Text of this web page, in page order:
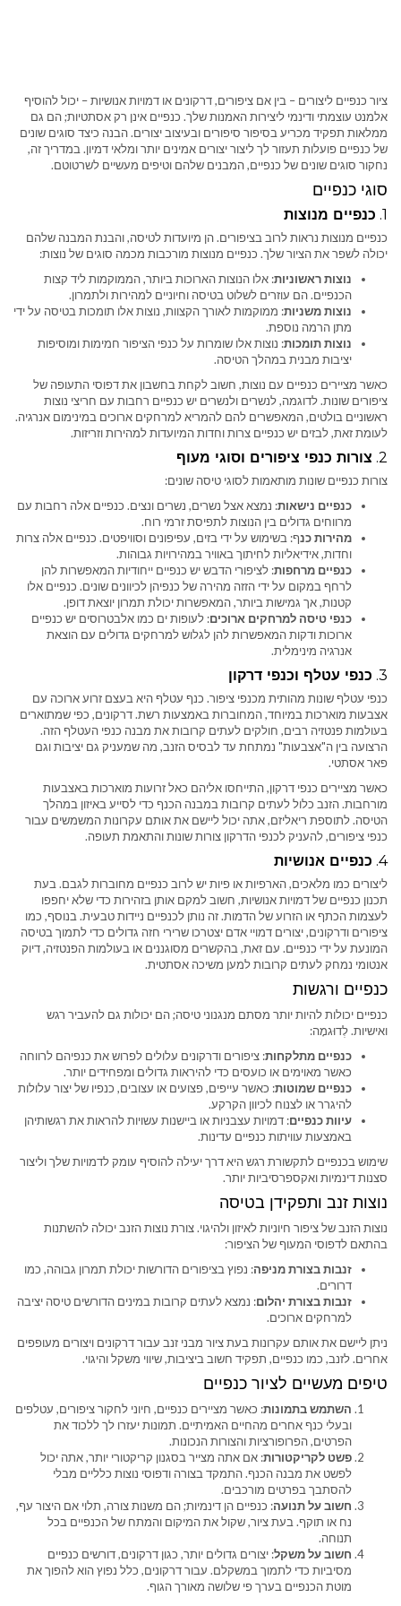
ציור כנפיים ליצורים – בין אם ציפורים, דרקונים או דמויות אנושיות – יכול להוסיף
אלמנט עוצמתי ודינמי ליצירות האמנות שלך. כנפיים אינן רק אסתטיות; הם גם
ממלאות תפקיד מכריע בסיפור סיפורים ובעיצוב יצורים. הבנה כיצד סוגים שונים
של כנפיים פועלות תעזור לך ליצור יצורים אמינים יותר ומלאי דמיון. במדריך זה,
נחקור סוגים שונים של כנפיים, המבנים שלהם וטיפים מעשיים לשרטוטם.
סוגי כנפיים
1. כנפיים מנוצות
כנפיים מנוצות נראות לרוב בציפורים. הן מיועדות לטיסה, והבנת המבנה שלהם
יכולה לשפר את הציור שלך. כנפיים מנוצות מורכבות מכמה סוגים של נוצות:
נוצות ראשוניות: אלו הנוצות הארוכות ביותר, הממוקמות ליד קצות
הכנפיים. הם עוזרים לשלוט בטיסה וחיוניים למהירות ולתמרון.
נוצות משניות: ממוקמות לאורך הקצוות, נוצות אלו תומכות בטיסה על ידי
מתן הרמה נוספת.
נוצות תומכות: נוצות אלו שומרות על כנפי הציפור חמימות ומוסיפות
יציבות מבנית במהלך הטיסה.
כאשר מציירים כנפיים עם נוצות, חשוב לקחת בחשבון את דפוסי התעופה של
ציפורים שונות. לדוגמה, לנשרים ולנשרים יש כנפיים רחבות עם חריצי נוצות
ראשוניים בולטים, המאפשרים להם להמריא למרחקים ארוכים במינימום אנרגיה.
לעומת זאת, לבזים יש כנפיים צרות וחדות המיועדות למהירות וזריזות.
2. צורות כנפי ציפורים וסוגי מעוף
צורות כנפיים שונות מותאמות לסוגי טיסה שונים:
כנפיים נישאות: נמצא אצל נשרים, נשרים ונצים. כנפיים אלה רחבות עם
מרווחים גדולים בין הנוצות לתפיסת זרמי רוח.
מהירות כנף: בשימוש על ידי בזים, עפיפונים וסוויפטים. כנפיים אלה צרות
וחדות, אידיאליות לחיתוך באוויר במהירויות גבוהות.
כנפיים מרחפות: לציפורי הדבש יש כנפיים ייחודיות המאפשרות להן
לרחף במקום על ידי הזזה מהירה של כנפיהן לכיוונים שונים. כנפיים אלו
קטנות, אך גמישות ביותר, המאפשרות יכולת תמרון יוצאת דופן.
כנפי טיסה למרחקים ארוכים: לעופות ים כמו אלבטרוסים יש כנפיים
ארוכות ודקות המאפשרות להן לגלוש למרחקים גדולים עם הוצאת
אנרגיה מינימלית.
3. כנפי עטלף וכנפי דרקון
כנפי עטלף שונות מהותית מכנפי ציפור. כנף עטלף היא בעצם זרוע ארוכה עם
אצבעות מוארכות במיוחד, המחוברות באמצעות רשת. דרקונים, כפי שמתוארים
בעולמות פנטזיה רבים, חולקים לעתים קרובות את מבנה כנפי העטלף הזה.
הרצועה בין ה"אצבעות" נמתחת עד לבסיס הזנב, מה שמעניק גם יציבות וגם
פאר אסתטי.
כאשר מציירים כנפי דרקון, התייחסו אליהם כאל זרועות מוארכות באצבעות
מורחבות. הזנב כלול לעתים קרובות במבנה הכנף כדי לסייע באיזון במהלך
הטיסה. לתוספת ריאליזם, אתה יכול ליישם את אותם עקרונות המשמשים עבור
כנפי ציפורים, להעניק לכנפי הדרקון צורות שונות והתאמת תעופה.
4. כנפיים אנושיות
ליצורים כמו מלאכים, הארפיות או פיות יש לרוב כנפיים מחוברות לגבם. בעת
תכנון כנפיים של דמויות אנושיות, חשוב למקם אותן בזהירות כדי שלא יחפפו
לעצמות הכתף או הזרוע של הדמות. זה נותן לכנפיים ניידות טבעית. בנוסף, כמו
ציפורים ודרקונים, יצורים דמויי אדם יצטרכו שרירי חזה גדולים כדי לתמוך בטיסה
המונעת על ידי כנפיים. עם זאת, בהקשרים מסוגננים או בעולמות הפנטזיה, דיוק
אנטומי נמחק לעתים קרובות למען משיכה אסתטית.
כנפיים ורגשות
כנפיים יכולות להיות יותר מסתם מנגנוני טיסה; הם יכולות גם להעביר רגש
ואישיות. לְדוּגמָה:
כנפיים מתלקחות: ציפורים ודרקונים עלולים לפרוש את כנפיהם לרווחה
כאשר מאוימים או כועסים כדי להיראות גדולים ומפחידים יותר.
כנפיים שמוטות: כאשר עייפים, פצועים או עצובים, כנפיו של יצור עלולות
להיגרר או לצנוח לכיוון הקרקע.
עיוות כנפיים: דמויות עצבניות או ביישנות עשויות להראות את רגשותיהן
באמצעות עוויתות כנפיים עדינות.
שימוש בכנפיים לתקשורת רגש היא דרך יעילה להוסיף עומק לדמויות שלך וליצור
סצנות דינמיות ואקספרסיביות יותר.
נוצות זנב ותפקידן בטיסה
נוצות הזנב של ציפור חיוניות לאיזון ולהיגוי. צורת נוצות הזנב יכולה להשתנות
בהתאם לדפוסי המעוף של הציפור:
זנבות בצורת מניפה: נפוץ בציפורים הדורשות יכולת תמרון גבוהה, כמו
דרורים.
זנבות בצורת יהלום: נמצא לעתים קרובות במינים הדורשים טיסה יציבה
למרחקים ארוכים.
ניתן ליישם את אותם עקרונות בעת ציור מבני זנב עבור דרקונים ויצורים מעופפים
אחרים. לזנב, כמו כנפיים, תפקיד חשוב ביציבות, שיווי משקל והיגוי.
טיפים מעשיים לציור כנפיים
השתמש בתמונות: כאשר מציירים כנפיים, חיוני לחקור ציפורים, עטלפים
ובעלי כנף אחרים מהחיים האמיתיים. תמונות יעזרו לך ללכוד את
הפרטים, הפרופורציות והצורות הנכונות.
פשט לקריקטורות: אם אתה מצייר בסגנון קריקטורי יותר, אתה יכול
לפשט את מבנה הכנף. התמקד בצורה ודפוסי נוצות כלליים מבלי
להסתבך בפרטים מורכבים.
חשוב על תנועה: כנפיים הן דינמיות; הם משנות צורה, תלוי אם היצור עף,
נח או תוקף. בעת ציור, שקול את המיקום והמתח של הכנפיים בכל
תנוחה.
חשוב על משקל: יצורים גדולים יותר, כגון דרקונים, דורשים כנפיים
מסיביות כדי לתמוך במשקלם. עבור דרקונים, כלל נפוץ הוא להפוך את
מוטת הכנפיים בערך פי שלושה מאורך הגוף.